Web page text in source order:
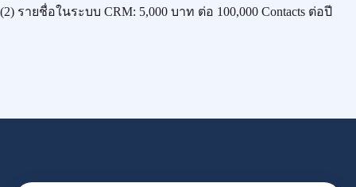
(2) รายชื่อในระบบ CRM: 5,000 บาท ต่อ 100,000 Contacts ต่อปี